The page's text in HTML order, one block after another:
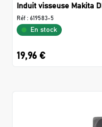
Induit visseuse Makita
Réf : 619583-5
En stock
19,96 €